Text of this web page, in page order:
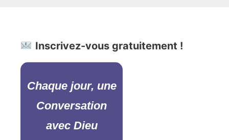
Inscrivez-vous gratuitement !
Chaque jour, une
Conversation
avec Dieu